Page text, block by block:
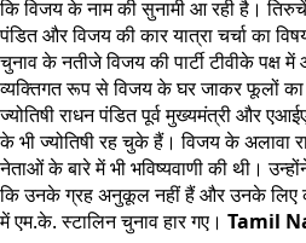
कि विजय के नाम की सुनामी आ रही है।
पंडित और विजय की कार यात्रा चर्चा का
चुनाव के नतीजे विजय की पार्टी टीवीके पक्ष
व्यक्तिगत रूप से विजय के घर जाकर फूलों
ज्योतिषी राधन पंडित पूर्व मुख्यमंत्री और
के भी ज्योतिषी रह चुके हैं। विजय के अलावा
नेताओं के बारे में भी भविष्यवाणी की थी।
कि उनके ग्रह अनुकूल नहीं हैं और उनके
में एम.के. स्टालिन चुनाव हार गए। Tamil